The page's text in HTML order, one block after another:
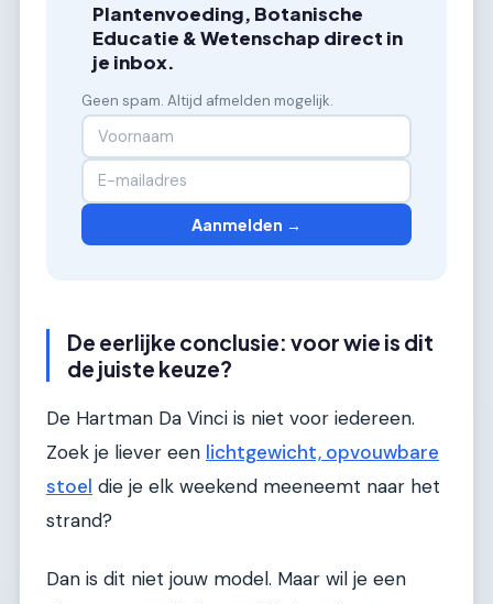
Plantenvoeding, Botanische
Educatie & Wetenschap direct in
je inbox.
Geen spam. Altijd afmelden mogelijk.
Aanmelden →
De eerlijke conclusie: voor wie is dit
de juiste keuze?
De Hartman Da Vinci is niet voor iedereen.
Zoek je liever een lichtgewicht, opvouwbare
stoel die je elk weekend meeneemt naar het
strand?
Dan is dit niet jouw model. Maar wil je een